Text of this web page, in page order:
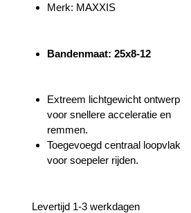
Merk: MAXXIS
Bandenmaat: 25x8-12
Extreem lichtgewicht ontwerp
voor snellere acceleratie en
remmen.
Toegevoegd centraal loopvlak
voor soepeler rijden.
Levertijd 1-3 werkdagen